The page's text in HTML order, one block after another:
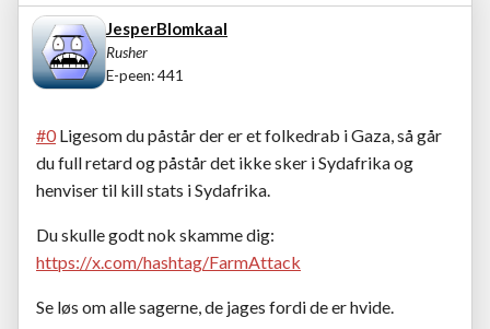
JesperBlomkaal
Rusher
E-peen: 441
#0Ligesom du påstår der er et folkedrab i Gaza, så går
du full retard og påstår det ikke sker i Sydafrika og
henviser til kill stats i Sydafrika.
Du skulle godt nok skamme dig:
https://x.com/hashtag/FarmAttack
Se løs om alle sagerne, de jages fordi de er hvide.